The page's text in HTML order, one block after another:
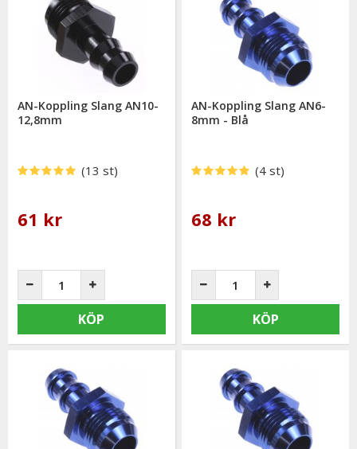
AN-Koppling Slang AN10-
12,8mm
(13 st)
61 kr
KÖP
AN-Koppling Slang AN6-
8mm - Blå
(4 st)
68 kr
KÖP